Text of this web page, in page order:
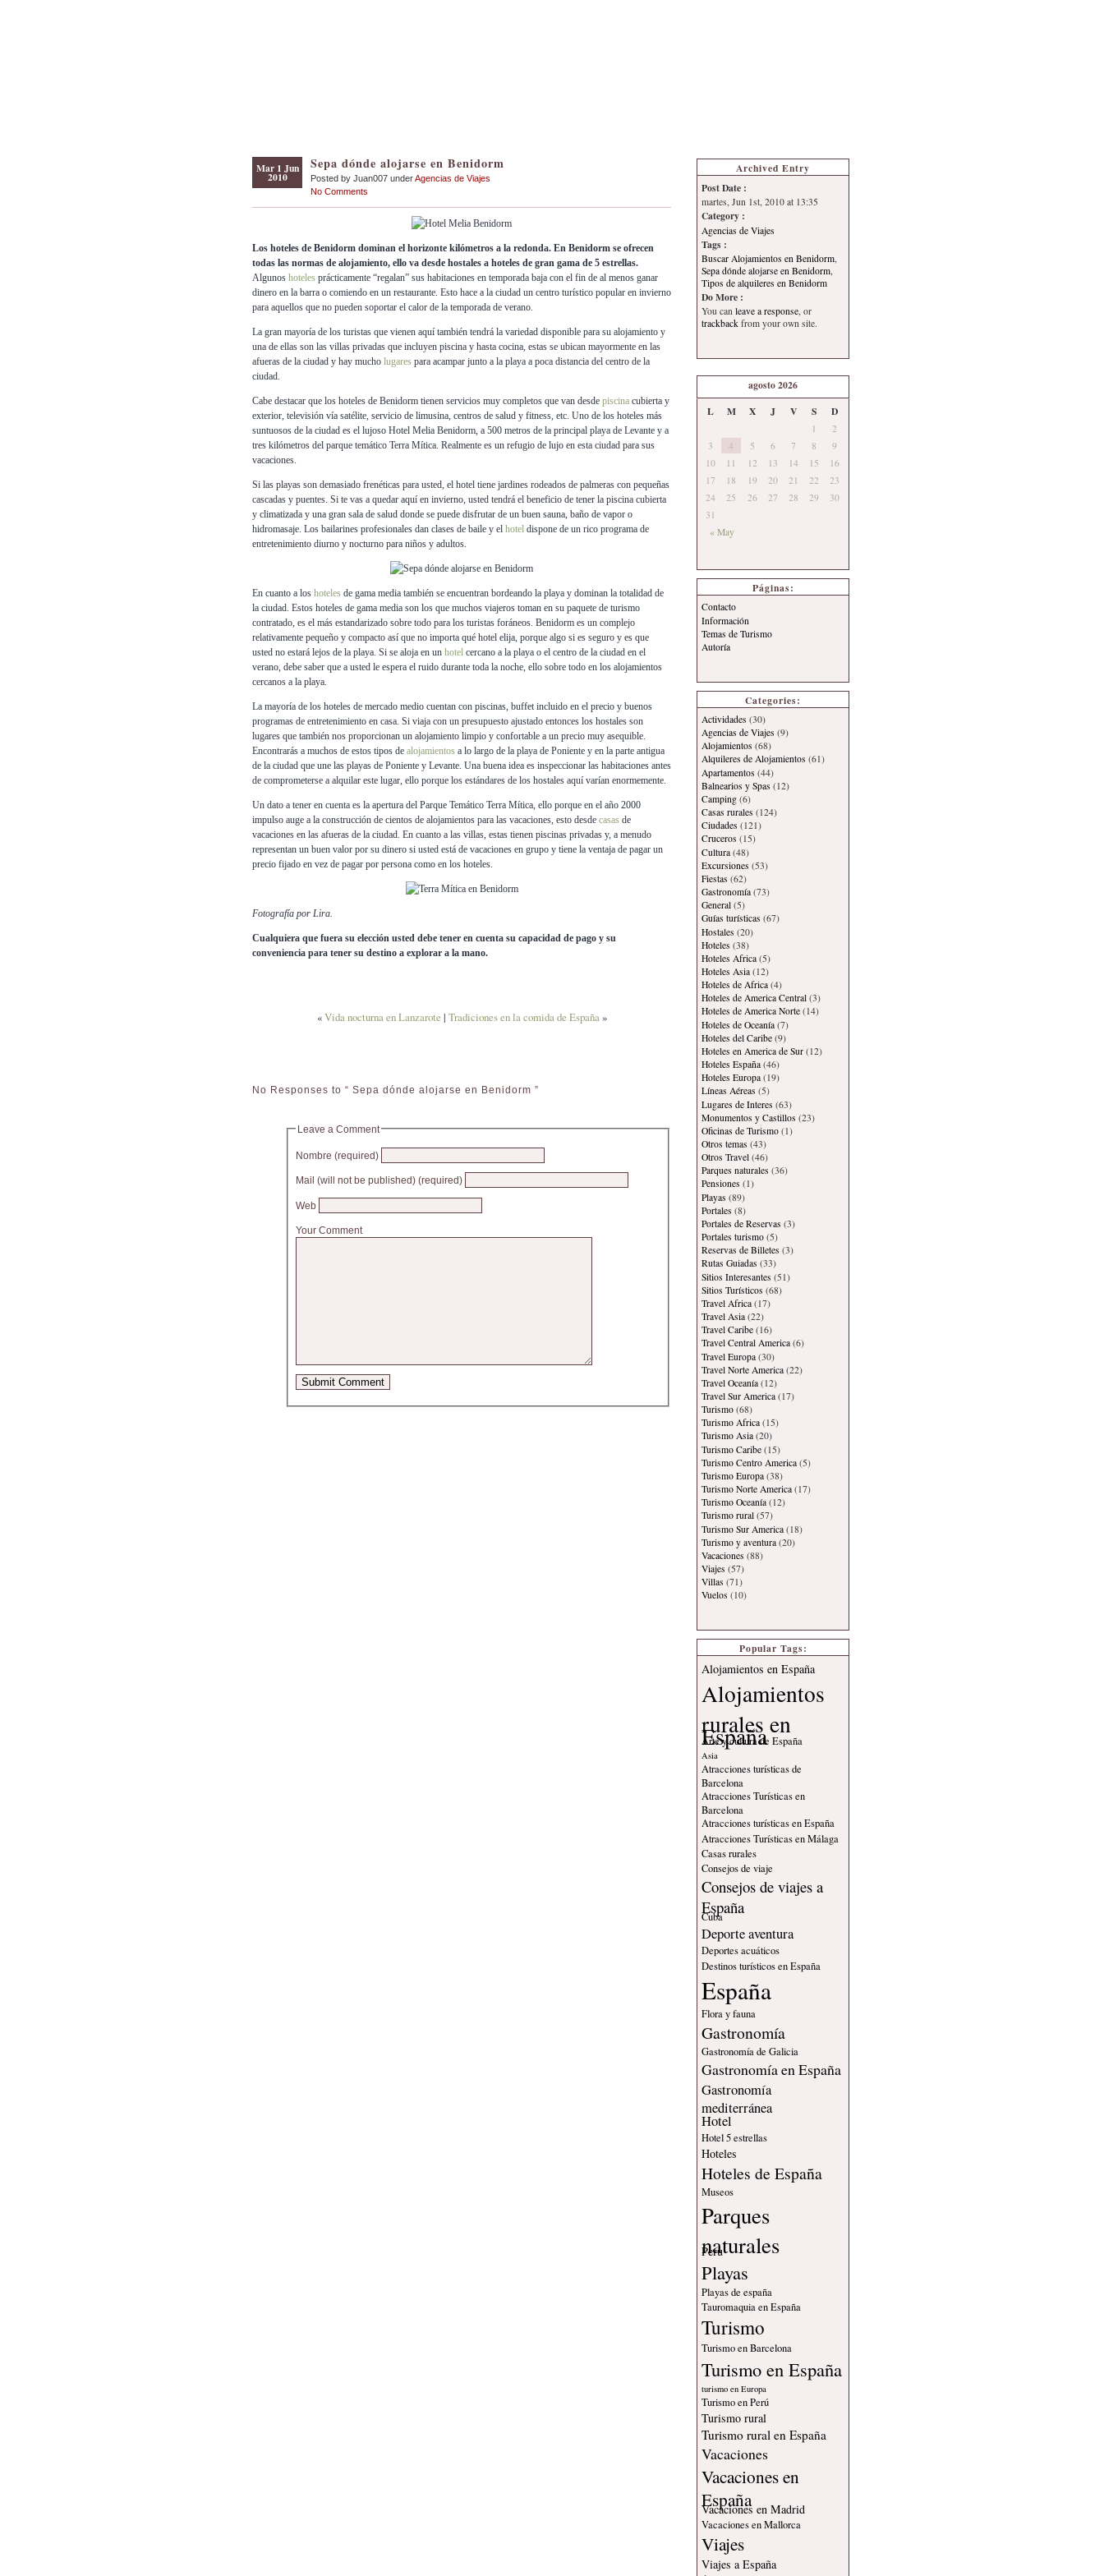
Mar 1 Jun
2010
Sepa dónde alojarse en Benidorm
Posted by Juan007 underAgencias de Viajes
No Comments
Los hoteles de Benidorm dominan el horizonte kilómetros a la redonda. En Benidorm se ofrecen
todas las normas de alojamiento, ello va desde hostales a hoteles de gran gama de 5 estrellas.
Algunos hoteles prácticamente “regalan” sus habitaciones en temporada baja con el fin de al menos ganar
dinero en la barra o comiendo en un restaurante. Esto hace a la ciudad un centro turístico popular en invierno
para aquellos que no pueden soportar el calor de la temporada de verano.
La gran mayoría de los turistas que vienen aquí también tendrá la variedad disponible para su alojamiento y
una de ellas son las villas privadas que incluyen piscina y hasta cocina, estas se ubican mayormente en las
afueras de la ciudad y hay mucho lugares para acampar junto a la playa a poca distancia del centro de la
ciudad.
Cabe destacar que los hoteles de Benidorm tienen servicios muy completos que van desde piscina cubierta y
exterior, televisión vía satélite, servicio de limusina, centros de salud y fitness, etc. Uno de los hoteles más
suntuosos de la ciudad es el lujoso Hotel Melia Benidorm, a 500 metros de la principal playa de Levante y a
tres kilómetros del parque temático Terra Mítica. Realmente es un refugio de lujo en esta ciudad para sus
vacaciones.
Si las playas son demasiado frenéticas para usted, el hotel tiene jardines rodeados de palmeras con pequeñas
cascadas y puentes. Si te vas a quedar aquí en invierno, usted tendrá el beneficio de tener la piscina cubierta
y climatizada y una gran sala de salud donde se puede disfrutar de un buen sauna, baño de vapor o
hidromasaje. Los bailarines profesionales dan clases de baile y el hotel dispone de un rico programa de
entretenimiento diurno y nocturno para niños y adultos.
En cuanto a los hoteles de gama media también se encuentran bordeando la playa y dominan la totalidad de
la ciudad. Estos hoteles de gama media son los que muchos viajeros toman en su paquete de turismo
contratado, es el más estandarizado sobre todo para los turistas foráneos. Benidorm es un complejo
relativamente pequeño y compacto así que no importa qué hotel elija, porque algo si es seguro y es que
usted no estará lejos de la playa. Si se aloja en un hotel cercano a la playa o el centro de la ciudad en el
verano, debe saber que a usted le espera el ruido durante toda la noche, ello sobre todo en los alojamientos
cercanos a la playa.
La mayoría de los hoteles de mercado medio cuentan con piscinas, buffet incluido en el precio y buenos
programas de entretenimiento en casa. Si viaja con un presupuesto ajustado entonces los hostales son
lugares que también nos proporcionan un alojamiento limpio y confortable a un precio muy asequible.
Encontrarás a muchos de estos tipos de alojamientos a lo largo de la playa de Poniente y en la parte antigua
de la ciudad que une las playas de Poniente y Levante. Una buena idea es inspeccionar las habitaciones antes
de comprometerse a alquilar este lugar, ello porque los estándares de los hostales aquí varían enormemente.
Un dato a tener en cuenta es la apertura del Parque Temático Terra Mítica, ello porque en el año 2000
impulso auge a la construcción de cientos de alojamientos para las vacaciones, esto desde casas de
vacaciones en las afueras de la ciudad. En cuanto a las villas, estas tienen piscinas privadas y, a menudo
representan un buen valor por su dinero si usted está de vacaciones en grupo y tiene la ventaja de pagar un
precio fijado en vez de pagar por persona como en los hoteles.
Fotografía por Lira.
Cualquiera que fuera su elección usted debe tener en cuenta su capacidad de pago y su
conveniencia para tener su destino a explorar a la mano.
«Vida nocturna en Lanzarote | Tradiciones en la comida de España»
No Responses to “ Sepa dónde alojarse en Benidorm ”
Leave a Comment
Nombre (required)
Mail (will not be published) (required)
Web
Your Comment
Archived Entry
Post Date :
martes, Jun 1st, 2010 at 13:35
Category :
Agencias de Viajes
Tags :
Buscar Alojamientos en Benidorm
Sepa dónde alojarse en Benidorm
Tipos de alquileres en Benidorm
Do More :
You can leave a response, or
trackback from your own site.
agosto 2026
L
M X J V S D
« May
1
2
3
4 5 6 7 8
9
10
11 12 13 14 15
16
17
18 19 20 21 22
23
24
25 26 27 28 29
30
31
Páginas:
Contacto
Información
Temas de Turismo
Autoría
Categories:
Actividades (30)
Agencias de Viajes (9)
Alojamientos (68)
Alquileres de Alojamientos (61)
Apartamentos (44)
Balnearios y Spas (12)
Camping (6)
Casas rurales (124)
Ciudades (121)
Cruceros (15)
Cultura (48)
Excursiones (53)
Fiestas (62)
Gastronomía (73)
General (5)
Guías turísticas (67)
Hostales (20)
Hoteles (38)
Hoteles Africa (5)
Hoteles Asia (12)
Hoteles de Africa (4)
Hoteles de America Central (3)
Hoteles de America Norte (14)
Hoteles de Oceanía (7)
Hoteles del Caribe (9)
Hoteles en America de Sur (12)
Hoteles España (46)
Hoteles Europa (19)
Líneas Aéreas (5)
Lugares de Interes (63)
Monumentos y Castillos (23)
Oficinas de Turismo (1)
Otros temas (43)
Otros Travel (46)
Parques naturales (36)
Pensiones (1)
Playas (89)
Portales (8)
Portales de Reservas (3)
Portales turismo (5)
Reservas de Billetes (3)
Rutas Guiadas (33)
Sitios Interesantes (51)
Sitios Turísticos (68)
Travel Africa (17)
Travel Asia (22)
Travel Caribe (16)
Travel Central America (6)
Travel Europa (30)
Travel Norte America (22)
Travel Oceanía (12)
Travel Sur America (17)
Turismo (68)
Turismo Africa (15)
Turismo Asia (20)
Turismo Caribe (15)
Turismo Centro America (5)
Turismo Europa (38)
Turismo Norte America (17)
Turismo Oceanía (12)
Turismo rural (57)
Turismo Sur America (18)
Turismo y aventura (20)
Vacaciones (88)
Viajes (57)
Villas (71)
Vuelos (10)
Popular Tags:
Alojamientos en España
Alojamientos
rurales en
España
Arte y cultura de España
Asia
Atracciones turísticas de
Barcelona
Atracciones Turísticas en
Barcelona
Atracciones turísticas en España
Atracciones Turísticas en Málaga
Casas rurales
Consejos de viaje
Consejos de viajes a
España
Cuba
Deporte aventura
Deportes acuáticos
Destinos turísticos en España
España
Flora y fauna
Gastronomía
Gastronomía de Galicia
Gastronomía en España
Gastronomía
mediterránea
Hotel
Hotel 5 estrellas
Hoteles
Hoteles de España
Museos
Parques
naturales
Peru
Playas
Playas de españa
Tauromaquia en España
Turismo
Turismo en Barcelona
Turismo en España
turismo en Europa
Turismo en Perú
Turismo rural
Turismo rural en España
Vacaciones
Vacaciones en
España
Vacaciones en Madrid
Vacaciones en Mallorca
Viajes
Viajes a España